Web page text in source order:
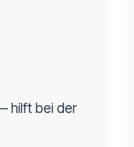
hilft bei der